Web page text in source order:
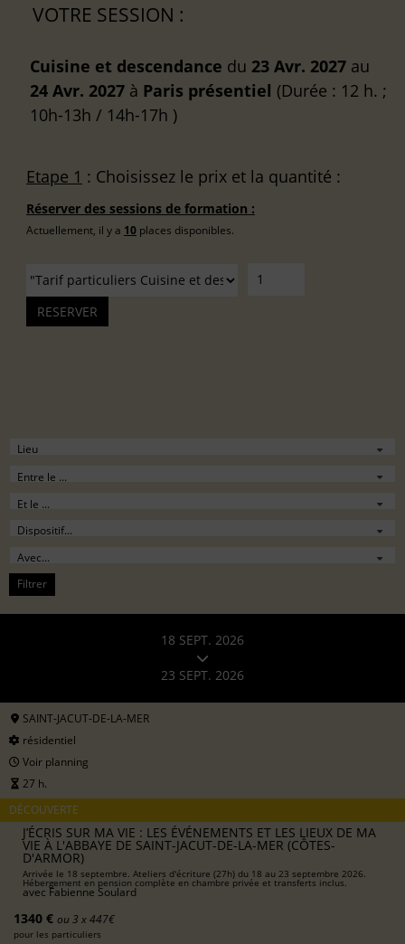
VOTRE SESSION :
Cuisine et descendance du 23 Avr. 2027 au
24 Avr. 2027 à Paris présentiel (Durée : 12 h. ;
10h-13h / 14h-17h )
Etape 1 : Choisissez le prix et la quantité :
Réserver des sessions de formation :
Actuellement, il y a 10 places disponibles.
Filtrer
18 SEPT. 2026
23 SEPT. 2026
SAINT-JACUT-DE-LA-MER
résidentiel
Voir planning
27 h.
DÉCOUVERTE
J’ÉCRIS SUR MA VIE : LES ÉVÉNEMENTS ET LES LIEUX DE MA
VIE À L'ABBAYE DE SAINT-JACUT-DE-LA-MER (CÔTES-
D'ARMOR)
Arrivée le 18 septembre. Ateliers d'écriture (27h) du 18 au 23 septembre 2026.
Hébergement en pension complète en chambre privée et transferts inclus.
avec Fabienne Soulard
1340 € ou 3 x 447€
pour les particuliers